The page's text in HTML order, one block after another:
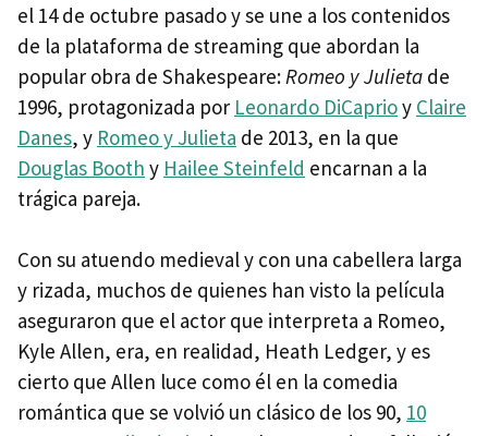
el 14 de octubre pasado y se une a los contenidos
de la plataforma de streaming que abordan la
popular obra de Shakespeare:Romeo y Julieta de
1996, protagonizada por Leonardo DiCaprioy Claire
Danes, y Romeo y Julieta de 2013, en la que
Douglas Booth y Hailee Steinfeld encarnan a la
trágica pareja.
Con su atuendo medieval y con una cabellera larga
y rizada, muchos de quienes han visto la película
aseguraron que el actor que interpreta a Romeo,
Kyle Allen, era, en realidad, Heath Ledger, y es
cierto que Allen luce como él en la comedia
romántica que se volvió un clásico de los 90, 10